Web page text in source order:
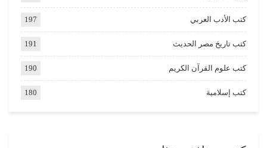
كتب الأدب العربي 197
كتب تاريخ مصر الحديث 191
كتب علوم القرآن الكريم 190
كتب إسلامية 180